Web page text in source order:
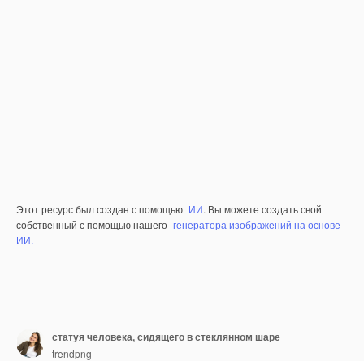
Этот ресурс был создан с помощью ИИ. Вы можете создать свой
собственный с помощью нашего генератора изображений на основе
ИИ.
статуя человека, сидящего в стеклянном шаре
trendpng